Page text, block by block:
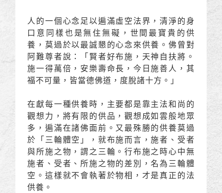
人的一個心念足以遍滿虛空法界，清淨的身
口意同樣也是無住無礙，世間最寶貴的供
養，莫過於以最誠懇的心念來供養。佛曾對
阿難尊者說：「賢者好布施，天神自扶將。
施一得萬倍，安樂壽命長，今日施善人，其
福不可量，皆當德佛道，度脫諸十方。」
在獻每一種供養時，主要都是靠主法和尚的
觀想力，將有限的供品，觀想成如雲般地眾
多，遍滿在諸佛面前。又最殊勝的供養莫過
於「三輪體空」，就布施而言，施者、受者
與所施之物，謂之三輪。行布施之時心中無
施者、受者、所施之物的差別，名為三輪體
空。這樣就不會執著於物相，才是真正的法
供養。